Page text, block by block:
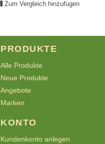
Zum Vergleich hinzufügen
PRODUKTE
Alle Produkte
Neue Produkte
Angebote
Marken
KONTO
Kundenkonto anlegen